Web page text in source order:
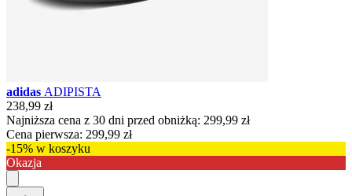
adidas ADIPISTA
238,99 zł
Najniższa cena z 30 dni przed obniżką: 299,99 zł
Cena pierwsza: 299,99 zł
-15% w koszyku
Okazja